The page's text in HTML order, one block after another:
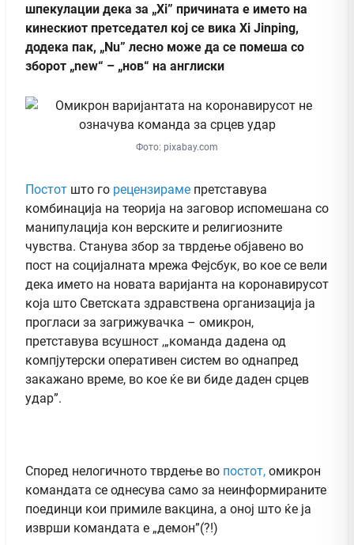
шпекулации дека за „Xi” причината е името на
кинескиот претседател кој се вика Xi Jinping,
додека пак, „Nu” лесно може да се помеша со
зборот „new“ – „нов“ на англиски
Фото: pixabay.com
Постот што го рецензираме претставува
комбинација на теорија на заговор испомешана со
манипулација кон верските и религиозните
чувства. Станува збор за тврдење објавено во
пост на социјалната мрежа Фејсбук, во кое се вели
дека името на новата варијанта на коронавирусот
која што Светската здравствена организација ја
прогласи за загрижувачка – омикрон,
претставува всушност ,„команда дадена од
компјутерски оперативен систем во однапред
закажано време, во кое ќе ви биде даден срцев
удар”.
Според нелогичното тврдење во постот, омикрон
командата се однесува само за неинформираните
поединци кои примиле вакцина, а оној што ќе ја
изврши командата е „демон”(?!)